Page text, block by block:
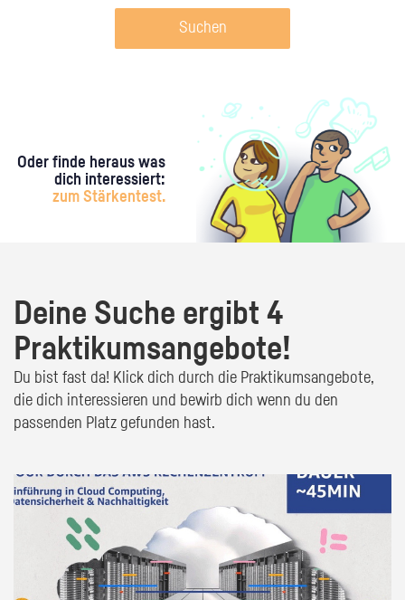
Suchen
Oder finde heraus was
dich interessiert:
zum Stärkentest.
Deine Suche ergibt 4
Praktikumsangebote!
Du bist fast da! Klick dich durch die Praktikumsangebote,
die dich interessieren und bewirb dich wenn du den
passenden Platz gefunden hast.